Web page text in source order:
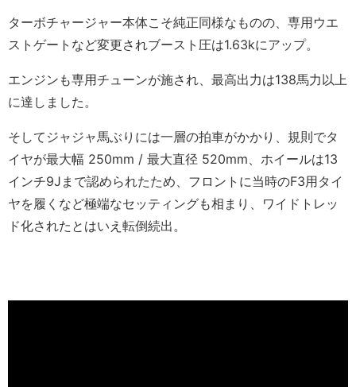
ターボチャージャー本体こそ純正同様なものの、専用ウエ
ストゲートなど変更されブースト圧は1.63kにアップ。
エンジンも専用チューンが施され、最高出力は138馬力以上
に達しました。
そしてジャジャ馬ぶりには一層の拍車がかかり、規則でタ
イヤが最大幅 250mm / 最大直径 520mm、ホイールは13
インチ9Jまで認められたため、フロントに当時のF3用タイ
ヤを履くなど極端なセッティングも相まり、ワイドトレッ
ド化されたとはいえ転倒続出。